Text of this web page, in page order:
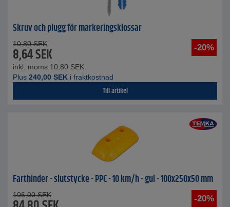
Skruv och plugg för markeringsklossar
-20%
10,80 SEK
8,64SEK
inkl. moms. 10,80 SEK
Plus 240,00 SEK i fraktkostnad
Till artikel
Farthinder - slutstycke - PPC - 10 km/h - gul - 100x250x50 mm
-20%
106,00 SEK